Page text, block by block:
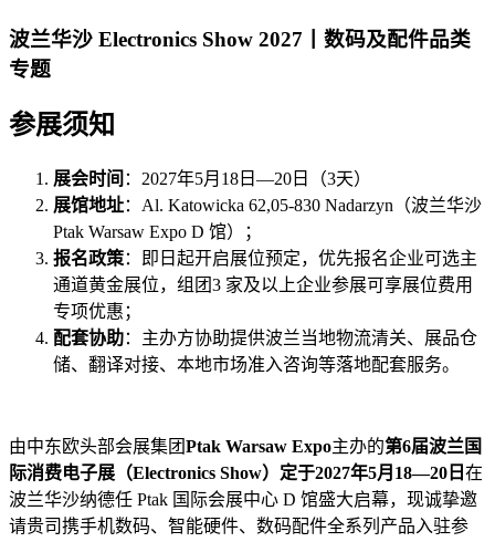
波兰华沙 Electronics Show 2027丨数码及配件品类
专题
参展须知
展会时间 ：2027年5月18日—20日（3天）
展馆地址：Al. Katowicka 62,05-830 Nadarzyn（波兰华沙
Ptak Warsaw Expo D 馆）；
报名政策：即日起开启展位预定，优先报名企业可选主
通道黄金展位，组团3 家及以上企业参展可享展位费用
专项优惠；
配套协助：主办方协助提供波兰当地物流清关、展品仓
储、翻译对接、本地市场准入咨询等落地配套服务。
由中东欧头部会展集团Ptak Warsaw Expo主办的第6届波兰国
际消费电子展（Electronics Show）定于2027年5月18—20日 在
波兰华沙纳德任 Ptak 国际会展中心 D 馆盛大启幕，现诚挚邀
请贵司携手机数码、智能硬件、数码配件全系列产品入驻参